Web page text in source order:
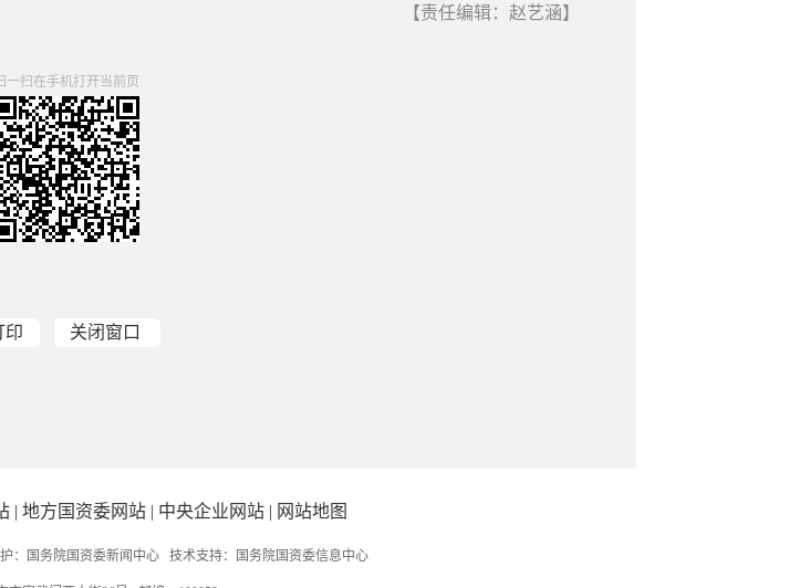
【责任编辑：赵艺涵】
一扫在手机打开当前页
印 关闭窗口